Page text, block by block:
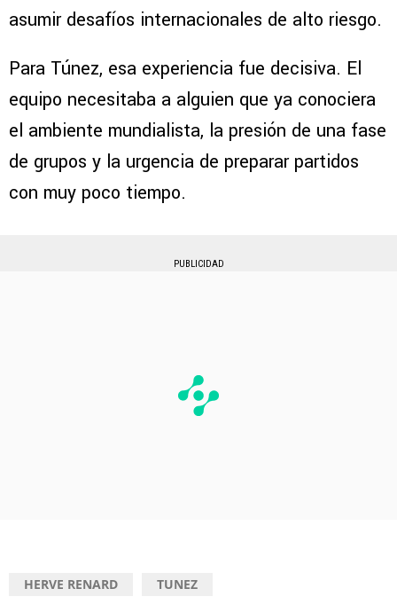
asumir desafíos internacionales de alto riesgo.
Para Túnez, esa experiencia fue decisiva. El
equipo necesitaba a alguien que ya conociera
el ambiente mundialista, la presión de una fase
de grupos y la urgencia de preparar partidos
con muy poco tiempo.
PUBLICIDAD
HERVE RENARD TUNEZ